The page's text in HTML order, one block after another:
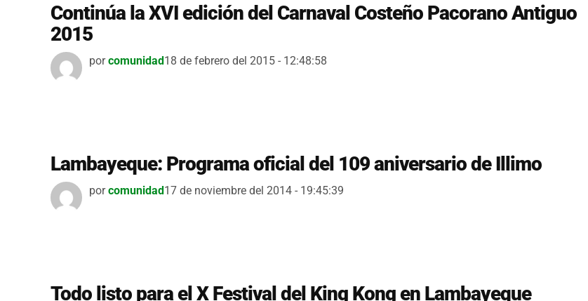
Continúa la XVI edición del Carnaval Costeño Pacorano Antiguo
2015
por comunidad18 de febrero del 2015 - 12:48:58
Lambayeque: Programa oficial del 109 aniversario de Illimo
por comunidad17 de noviembre del 2014 - 19:45:39
Todo listo para el X Festival del King Kong en Lambayeque